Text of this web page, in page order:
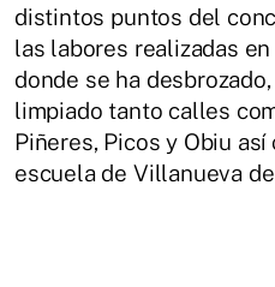
distintos puntos del
las labores realizadas
donde se ha
limpiado tanto calles
Piñeres, Picos y Obiu
escuela de Villanueva de